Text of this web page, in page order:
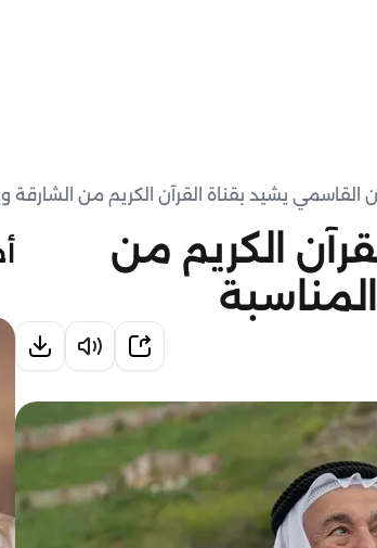
يشيد بقناة القرآن الكريم من الشارقة
الكريم من